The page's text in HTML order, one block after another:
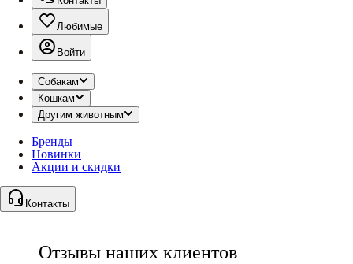
Любимые
Войти
Собакам
Кошкам
Другим животным
Бренды
Новинки
Акции и скидки
Контакты
Отзывы наших клиентов